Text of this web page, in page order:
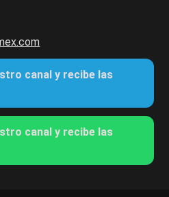
canal y recibe las
canal y recibe las